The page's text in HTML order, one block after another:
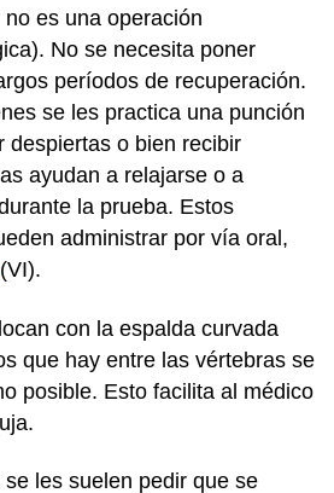
es una operación
No se necesita poner
períodos de recuperación.
se les practica una punción
despiertas o bien recibir
ayudan a relajarse o a
la prueba. Estos
administrar por vía oral,
(VI).
con la espalda curvada
que hay entre las vértebras se
posible. Esto facilita al médico
les suelen pedir que se